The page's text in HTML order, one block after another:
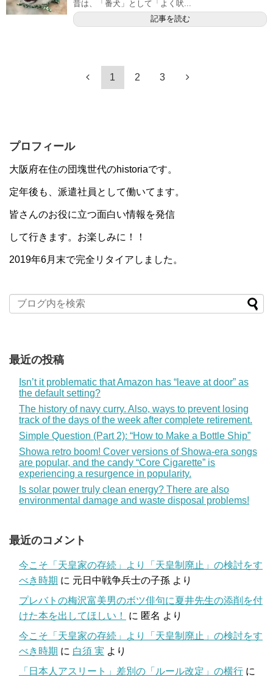
昔は、「番犬」として「よく吠...
記事を読む
1 2 3
プロフィール
大阪府在住の団塊世代のhistoriaです。
定年後も、派遣社員として働いてます。
皆さんのお役に立つ面白い情報を発信
して行きます。お楽しみに！！
2019年6月末で完全リタイアしました。
最近の投稿
Isn’t it problematic that Amazon has “leave at door” as
the default setting?
The history of navy curry. Also, ways to prevent losing
track of the days of the week after complete retirement.
Simple Question (Part 2): “How to Make a Bottle Ship”
Showa retro boom! Cover versions of Showa-era songs
are popular, and the candy “Core Cigarette” is
experiencing a resurgence in popularity.
Is solar power truly clean energy? There are also
environmental damage and waste disposal problems!
最近のコメント
今こそ「天皇家の存続」より「天皇制廃止」の検討をす
べき時期 に 元日中戦争兵士の子孫 より
プレバトの梅沢富美男のボツ俳句に夏井先生の添削を付
けた本を出してほしい！
に 匿名 より
今こそ「天皇家の存続」より「天皇制廃止」の検討をす
べき時期 に 白須 実 より
「日本人アスリート」差別の「ルール改定」の横行 に